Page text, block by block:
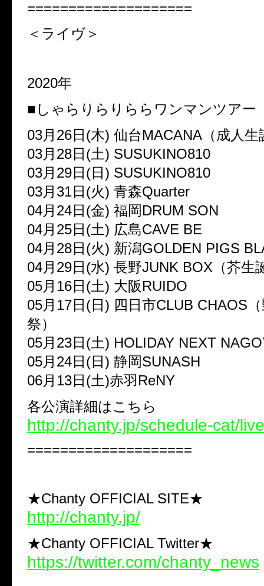
====================
＜ライヴ＞
2020年
■しゃらりらりららワンマンツアー
03月26日(木) 仙台MACANA（成人生
03月28日(土) SUSUKINO810
03月29日(日) SUSUKINO810
03月31日(火) 青森Quarter
04月24日(金) 福岡DRUM SON
04月25日(土) 広島CAVE BE
04月28日(火) 新潟GOLDEN PIGS
04月29日(水) 長野JUNK BOX（芥生
05月16日(土) 大阪RUIDO
05月17日(日) 四日市CLUB CHAOS
祭）
05月23日(土) HOLIDAY NEXT
05月24日(日) 静岡SUNASH
06月13日(土)赤羽ReNY
各公演詳細はこちら
http://chanty.jp/schedule-cat/
====================
★Chanty OFFICIAL SITE★
http://chanty.jp/
★Chanty OFFICIAL Twitter★
https://twitter.com/chanty_news